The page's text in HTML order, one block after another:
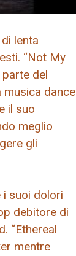
lenta
“Not My
del
musica dance
il suo
meglio
gli
i suoi dolori
debitore di
“Ethereal
mentre